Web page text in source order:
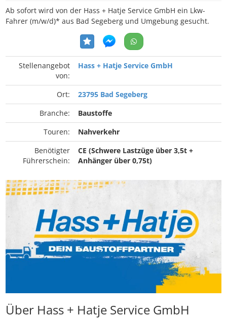
Ab sofort wird von der Hass + Hatje Service GmbH ein Lkw-
Fahrer (m/w/d)* aus Bad Segeberg und Umgebung gesucht.
Stellenangebot
von:
Hass + Hatje Service GmbH
Ort:
23795 Bad Segeberg
Branche:
Baustoffe
Touren:
Nahverkehr
Benötigter
Führerschein:
CE (Schwere Lastzüge über 3,5t +
Anhänger über 0,75t)
Über Hass + Hatje Service GmbH